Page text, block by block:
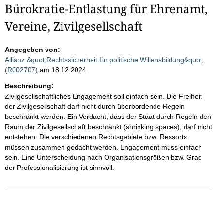
Bürokratie-Entlastung für Ehrenamt,
Vereine, Zivilgesellschaft
Angegeben von:
Allianz &quot;Rechtssicherheit für politische Willensbildung&quot;
(R002707) am 18.12.2024
Beschreibung:
Zivilgesellschaftliches Engagement soll einfach sein. Die Freiheit
der Zivilgesellschaft darf nicht durch überbordende Regeln
beschränkt werden. Ein Verdacht, dass der Staat durch Regeln den
Raum der Zivilgesellschaft beschränkt (shrinking spaces), darf nicht
entstehen. Die verschiedenen Rechtsgebiete bzw. Ressorts
müssen zusammen gedacht werden. Engagement muss einfach
sein. Eine Unterscheidung nach Organisationsgrößen bzw. Grad
der Professionalisierung ist sinnvoll.